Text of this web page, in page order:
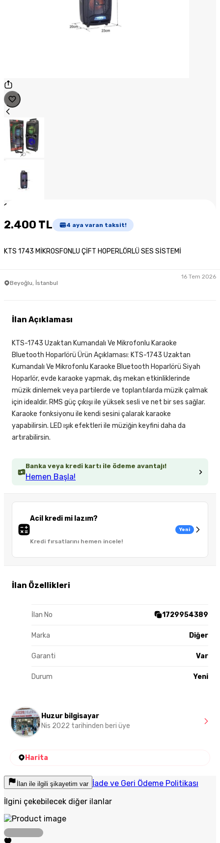
1
2.400 TL 4 aya varan taksit!
KTS 1743 MİKROSFONLU ÇİFT HOPERLÖRLÜ SES SİSTEMİ
Beyoğlu, İstanbul
16 Tem 2026
Banka veya kredi kartı ile ödeme avantajı!
Hemen Başla!
Acil kredi mi lazım?
Kredi fırsatlarını hemen incele!
Yeni
İlan Özellikleri
İlan No 1729954389
Marka Diğer
Garanti Var
Durum Yeni
İlan Açıklaması
KTS-1743 Uzaktan Kumandalı Ve Mikrofonlu Karaoke
Bluetooth Hoparlörü Ürün Açıklaması: KTS-1743 Uzaktan
Kumandalı Ve Mikrofonlu Karaoke Bluetooth Hoparlörü Siyah
Hoparlör, evde karaoke yapmak, dış mekan etkinliklerinde
müzik dinlemek veya partilerde ve toplantılarda müzik çalmak
için idealdir. RMS güç çıkışı ile yüksek sesli ve net bir ses sağlar.
Karaoke fonksiyonu ile kendi sesini çalarak karaoke
yapabilirsin. LED ışık efektleri ile müziğin keyfini daha da
artırabilirsin.
Huzur bilgisayar
Nis 2022 tarihinden beri üye
Harita
İlan ile ilgili şikayetim var İade ve Geri Ödeme Politikası
İlgini çekebilecek diğer ilanlar